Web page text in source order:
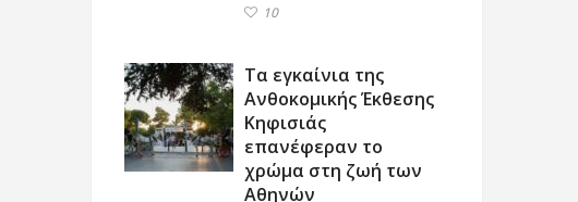
10
Τα εγκαίνια της
Ανθοκομικής Έκθεσης
Κηφισιάς
επανέφεραν το
χρώμα στη ζωή των
Αθηνών